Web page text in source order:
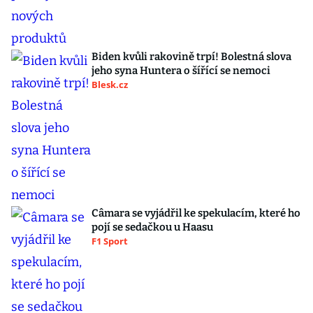
Biden kvůli rakovině trpí! Bolestná slova
jeho syna Huntera o šířící se nemoci
Blesk.cz
Câmara se vyjádřil ke spekulacím, které ho
pojí se sedačkou u Haasu
F1 Sport